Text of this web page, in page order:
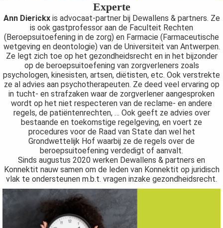
Experte
Ann Dierickxis advocaat-partner bij Dewallens & partners. Ze
is ook gastprofessor aan de Faculteit Rechten
(Beroepsuitoefening in de zorg) en Farmacie (Farmaceutische
wetgeving en deontologie) van de Universiteit van Antwerpen.
Ze legt zich toe op het gezondheidsrecht en in het bijzonder
op de beroepsuitoefening van zorgverleners zoals
psychologen, kinesisten, artsen, diëtisten, etc. Ook verstrekte
ze al advies aan psychotherapeuten. Ze deed veel ervaring op
in tucht- en strafzaken waar de zorgverlener aangesproken
wordt op het niet respecteren van de reclame- en andere
regels, de patiëntenrechten, … Ook geeft ze advies over
bestaande en toekomstige regelgeving, en voert ze
procedures voor de Raad van State dan wel het
Grondwettelijk Hof waarbij ze de regels over de
beroepsuitoefening verdedigt of aanvalt.
Sinds augustus 2020 werken Dewallens & partners en
Konnektit nauw samen om de leden van Konnektit op juridisch
vlak te ondersteunen m.b.t. vragen inzake gezondheidsrecht.